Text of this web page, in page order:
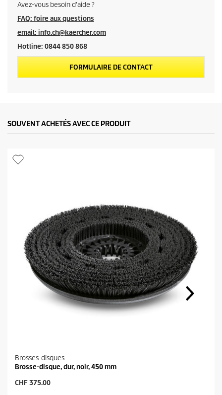
o
n
s
e
l
é
Avez-vous besoin d'aide ?
FAQ: foire aux questions
email: info.ch@kaercher.com
Hotline: 0844 850 868
FORMULAIRE DE CONTACT
SOUVENT ACHETÉS AVEC CE PRODUIT
Brosses-disques
Brosse-disque, dur, noir, 450 mm
P
CHF 375.00